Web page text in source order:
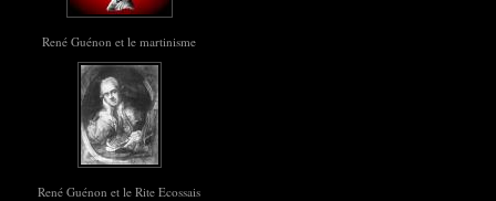
René Guénon et le martinisme
René Guénon et le Rite Ecossais